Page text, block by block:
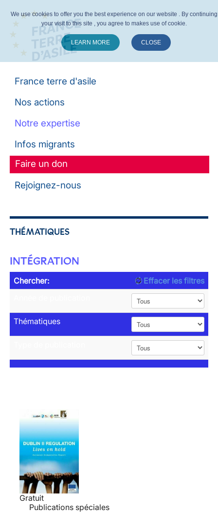
France terre d'asile
Nos actions
Notre expertise
Infos migrants
Faire un don
Rejoignez-nous
THÉMATIQUES
INTÉGRATION
Chercher:
Effacer les filtres
Thématiques
Gratuit
Publications spéciales
We use cookies to offer you the best experience on our website . By continuing
your visit to this site , you agree to makes use of cookie.
LEARN MORE CLOSE